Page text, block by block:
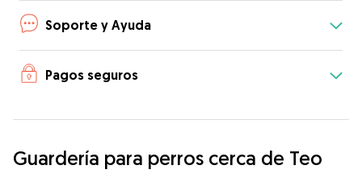
Soporte y Ayuda
Pagos seguros
Guardería para perros cerca de Teo